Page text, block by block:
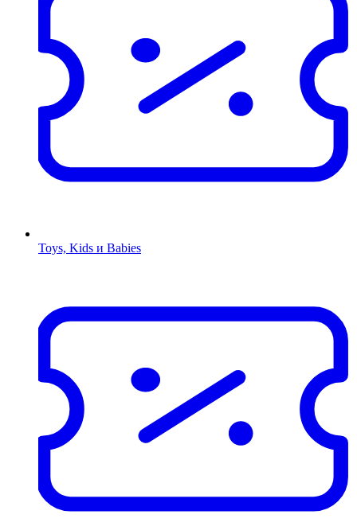
Toys, Kids и Babies